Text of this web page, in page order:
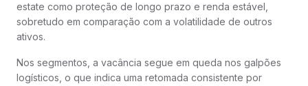
estate como proteção de longo prazo e renda estável,
sobretudo em comparação com a volatilidade de outros
ativos.
Nos segmentos, a vacância segue em queda nos galpões
logísticos, o que indica uma retomada consistente por